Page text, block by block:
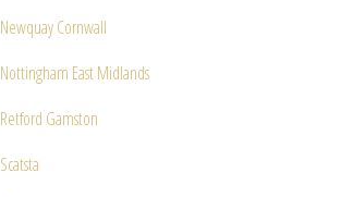
Newquay Cornwall
Nottingham East Midlands
Retford Gamston
Scatsta